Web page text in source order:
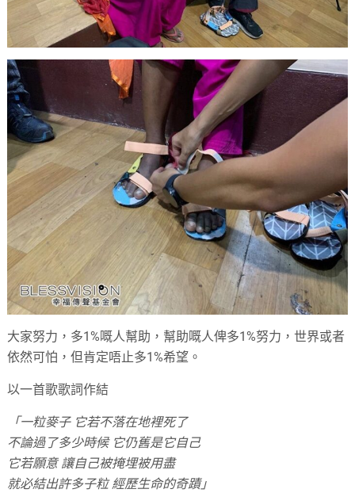
大家努力，多1%嘅人幫助，幫助嘅人俾多1%努力，世界或者
依然可怕，但肯定唔止多1%希望。
以一首歌歌詞作結
「一粒麥子 它若不落在地裡死了
不論過了多少時候 它仍舊是它自己
它若願意 讓自己被掩埋被用盡
就必結出許多子粒 經歷生命的奇蹟」